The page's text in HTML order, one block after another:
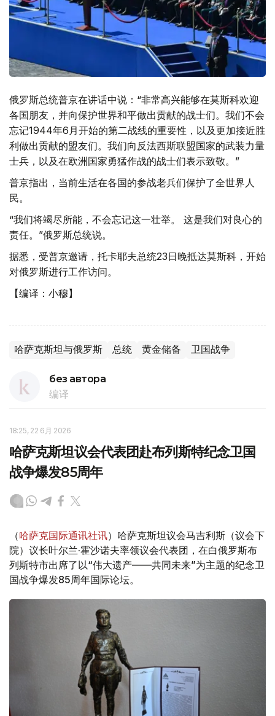
俄罗斯总统普京在讲话中说：“非常高兴能够在莫斯科欢迎
各国朋友，并向保护世界和平做出贡献的战士们。我们不会
忘记1944年6月开始的第二战线的重要性，以及更加接近胜
利做出贡献的盟友们。我们向反法西斯联盟国家的武装力量
士兵，以及在欧洲国家勇猛作战的战士们表示致敬。”
普京指出，当前生活在各国的参战老兵们保护了全世界人
民。
“我们将竭尽所能，不会忘记这一壮举。 这是我们对良心的
责任。”俄罗斯总统说。
据悉，受普京邀请，托卡耶夫总统23日晚抵达莫斯科，开始
对俄罗斯进行工作访问。
【编译：小穆】
哈萨克斯坦与俄罗斯 总统 黄金储备 卫国战争
без автора
编译
18:25, 22 6月 2026
哈萨克斯坦议会代表团赴布列斯特纪念卫国
战争爆发85周年
（哈萨克国际通讯社讯）哈萨克斯坦议会马吉利斯（议会下
院）议长叶尔兰·霍沙诺夫率领议会代表团，在白俄罗斯布
列斯特市出席了以“伟大遗产——共同未来”为主题的纪念卫
国战争爆发85周年国际论坛。